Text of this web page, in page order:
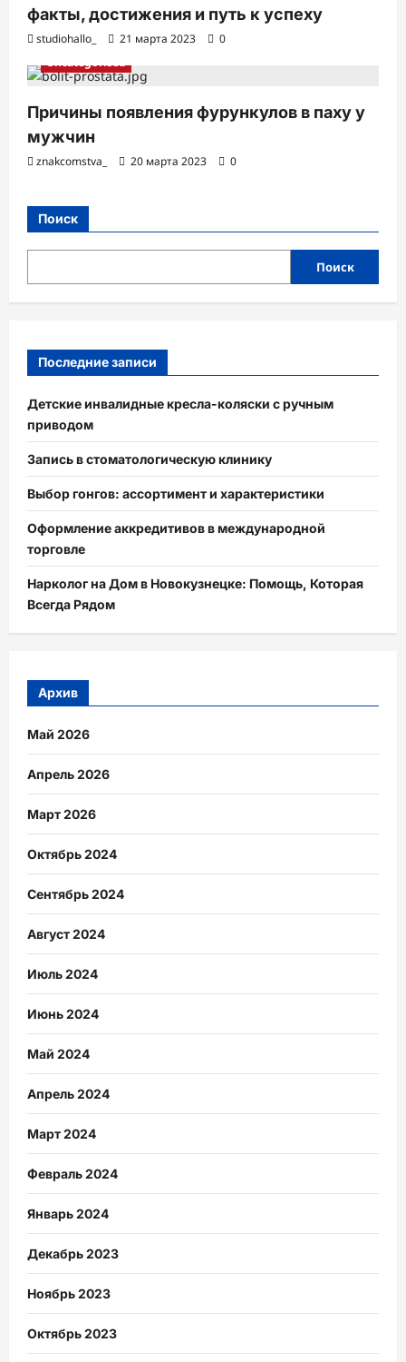
факты, достижения и путь к успеху
studiohallo_ 21 марта 2023
0
Uncategorised
Причины появления фурункулов в паху у
мужчин
znakcomstva_ 20 марта 2023 0
Поиск
Поиск
Последние записи
Детские инвалидные кресла-коляски с ручным
приводом
Запись в стоматологическую клинику
Выбор гонгов: ассортимент и характеристики
Оформление аккредитивов в международной
торговле
Нарколог на Дом в Новокузнецке: Помощь, Которая
Всегда Рядом
Архив
Май 2026
Апрель 2026
Март 2026
Октябрь 2024
Сентябрь 2024
Август 2024
Июль 2024
Июнь 2024
Май 2024
Апрель 2024
Март 2024
Февраль 2024
Январь 2024
Декабрь 2023
Ноябрь 2023
Октябрь 2023